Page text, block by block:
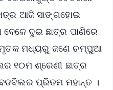
ଆଜି ସାଙ୍ଗହୋଇ
ବେଳେ ଦୁଇ ଛାତ୍ର ପାଣିରେ
ମଧ୍ୟରୁ ଜଣେ ଚମ୍ପୁଆ
୧୦ମ ଶ୍ରେଣୀ ଛାତ୍ର
ପ୍ରିତମ ମହାନ୍ତ ।